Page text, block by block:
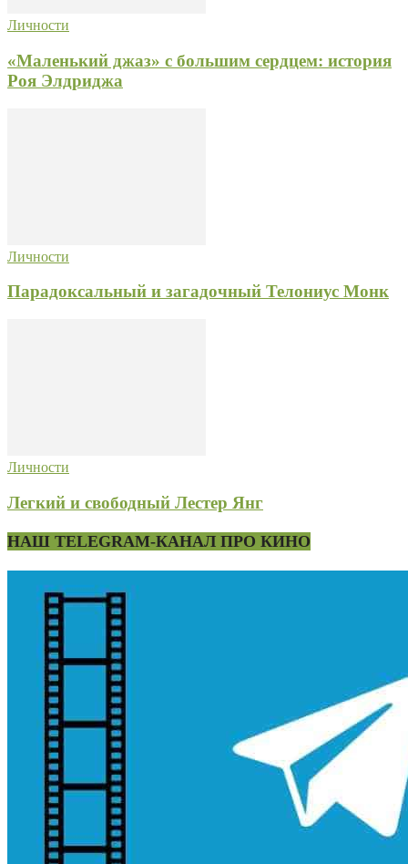
Личности
«Маленький джаз» с большим сердцем: история
Роя Элдриджа
Личности
Парадоксальный и загадочный Телониус Монк
Личности
Легкий и свободный Лестер Янг
НАШ TELEGRAM-КАНАЛ ПРО КИНО